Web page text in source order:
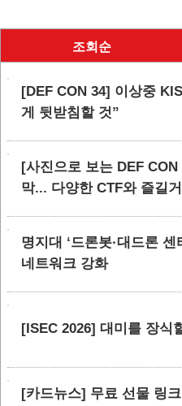
조회순
[DEF CON 34] 이상중
게 뒷받침할 것”
[사진으로 보는 DEF
막... 다양한 CTF와 즐길거
명지대 ‘드론봇·대드론
네트워크 강화
[ISEC 2026] 대미를 장식
[카드뉴스] 무료 선물 링